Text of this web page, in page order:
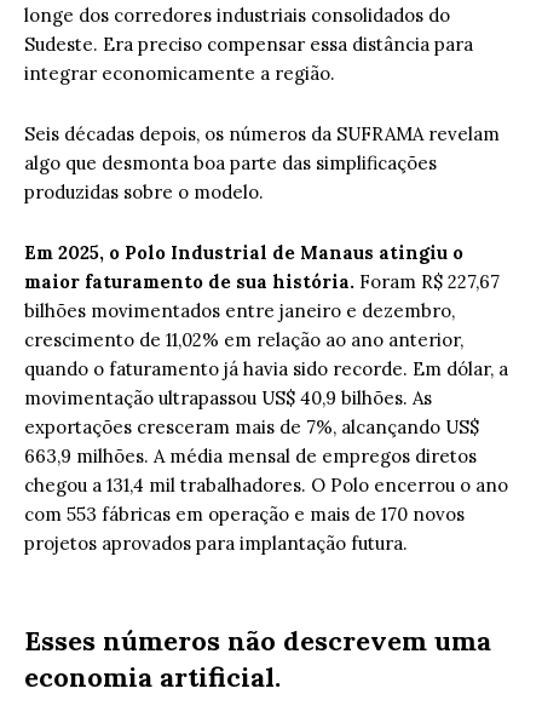
longe dos corredores industriais consolidados do
Sudeste. Era preciso compensar essa distância para
integrar economicamente a região.
Seis décadas depois, os números da SUFRAMA revelam
algo que desmonta boa parte das simplificações
produzidas sobre o modelo.
Em 2025, o Polo Industrial de Manaus atingiu o
maior faturamento de sua história. Foram R$ 227,67
bilhões movimentados entre janeiro e dezembro,
crescimento de 11,02% em relação ao ano anterior,
quando o faturamento já havia sido recorde. Em dólar, a
movimentação ultrapassou US$ 40,9 bilhões. As
exportações cresceram mais de 7%, alcançando US$
663,9 milhões. A média mensal de empregos diretos
chegou a 131,4 mil trabalhadores. O Polo encerrou o ano
com 553 fábricas em operação e mais de 170 novos
projetos aprovados para implantação futura.
Esses números não descrevem uma
economia artificial.